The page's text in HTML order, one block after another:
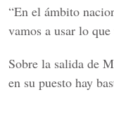
“En el ámbito
vamos a usar lo
Sobre la salida de
en su puesto hay